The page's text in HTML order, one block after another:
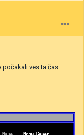
počakali ves ta čas